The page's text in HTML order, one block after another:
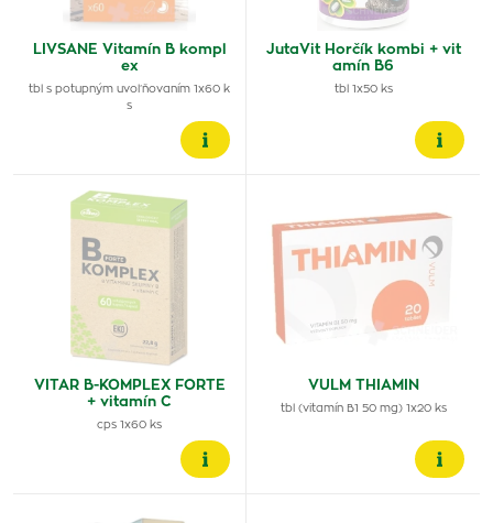
LIVSANE Vitamín B kompl
ex
tbl s potupným uvoľňovaním 1x60 k
s
JutaVit Horčík kombi + vit
amín B6
tbl 1x50 ks
VITAR B-KOMPLEX FORTE
+ vitamín C
cps 1x60 ks
VULM THIAMIN
tbl (vitamín B1 50 mg) 1x20 ks